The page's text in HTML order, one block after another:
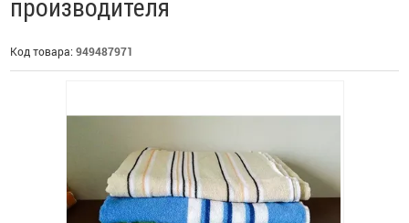
производителя
Код товара: 949487971